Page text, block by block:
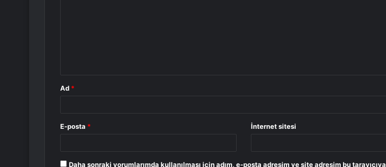
Ad *
E-posta * İnternet sitesi
Daha sonraki yorumlarımda kullanılması için adım, e-posta adresim ve site adresim bu tarayıcıya